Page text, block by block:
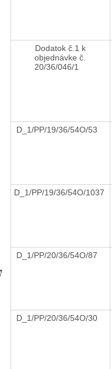
Dodatok č.1 k
objednávke č.
20/36/046/1
D_1/PP/19/36/54O/53
D_1/PP/19/36/54O/1037
D_1/PP/20/36/54O/87
D_1/PP/20/36/54O/30